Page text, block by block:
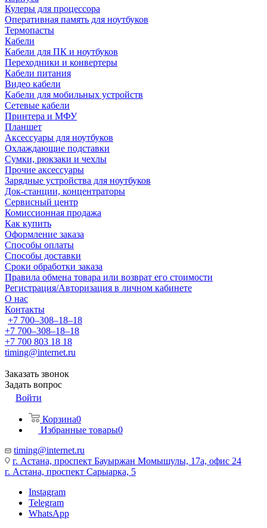
Кулеры для процессора
Оперативная память для ноутбуков
Термопасты
Кабели
Кабели для ПК и ноутбуков
Переходники и конвертеры
Кабели питания
Видео кабели
Кабели для мобильных устройств
Сетевые кабели
Принтера и МФУ
Планшет
Аксессуары для ноутбуков
Охлаждающие подставки
Сумки, рюкзаки и чехлы
Прочие аксессуары
Зарядные устройства для ноутбуков
Док-станции, концентраторы
Сервисный центр
Комиссионная продажа
Как купить
Оформление заказа
Способы оплаты
Способы доставки
Сроки обработки заказа
Правила обмена товара или возврат его стоимости
Регистрация/Авторизация в личном кабинете
О нас
Контакты
+7 700‒308‒18‒18
+7 700‒308‒18‒18
+7 700 803 18 18
timing@internet.ru
Заказать звонок
Задать вопрос
Войти
Корзина0
Избранные товары0
timing@internet.ru
г. Астана, проспект Бауыржан Момышулы, 17а, офис 24
г. Астана, проспект Сарыарка, 5
Instagram
Telegram
WhatsApp